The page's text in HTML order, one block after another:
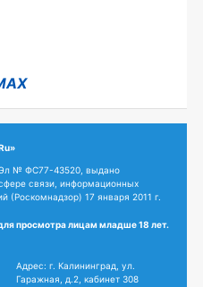
№ ФС77-43520, выдано
связи, информационных
(Роскомнадзор) 17 января 2011 г.
просмотра лицам младше 18 лет.
Адрес: г. Калининград, ул.
Гаражная, д.2, кабинет 308